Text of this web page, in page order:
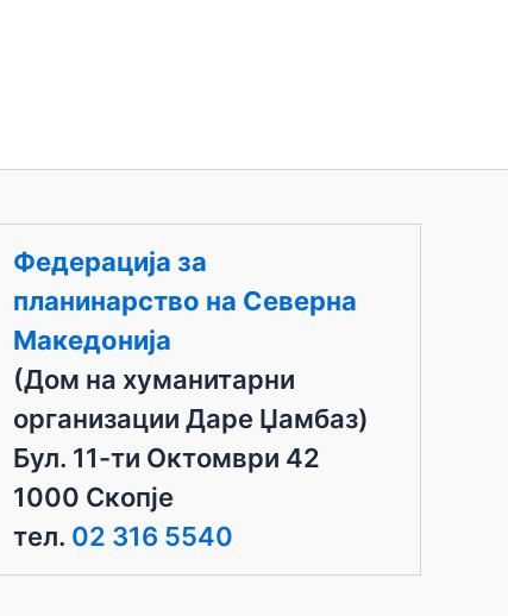
Федерација за
планинарство на Северна
Македонија
(Дом на хуманитарни
организации Даре Џамбаз)
Бул. 11-ти Октомври 42
1000 Скопје
тел. 02 316 5540